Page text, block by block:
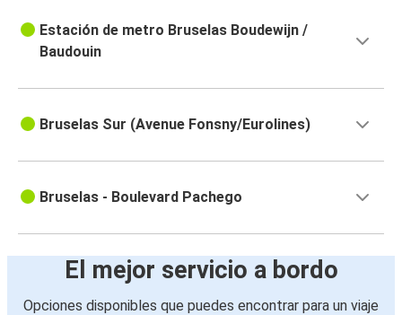
Estación de metro Bruselas Boudewijn /
Baudouin
Bruselas Sur (Avenue Fonsny/Eurolines)
Bruselas - Boulevard Pachego
El mejor servicio a bordo
Opciones disponibles que puedes encontrar para un viaje